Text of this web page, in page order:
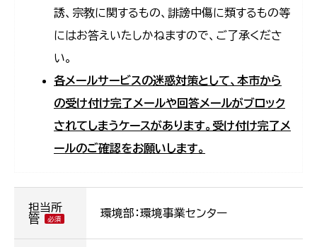
誘、宗教に関するもの、誹謗中傷に類するもの等
にはお答えいたしかねますので、ご了承くださ
い。
各メールサービスの迷惑対策として、本市から
の受け付け完了メールや回答メールがブロック
されてしまうケースがあります。受け付け完了メ
ールのご確認をお願いします。
担当所
管
環境部：環境事業センター